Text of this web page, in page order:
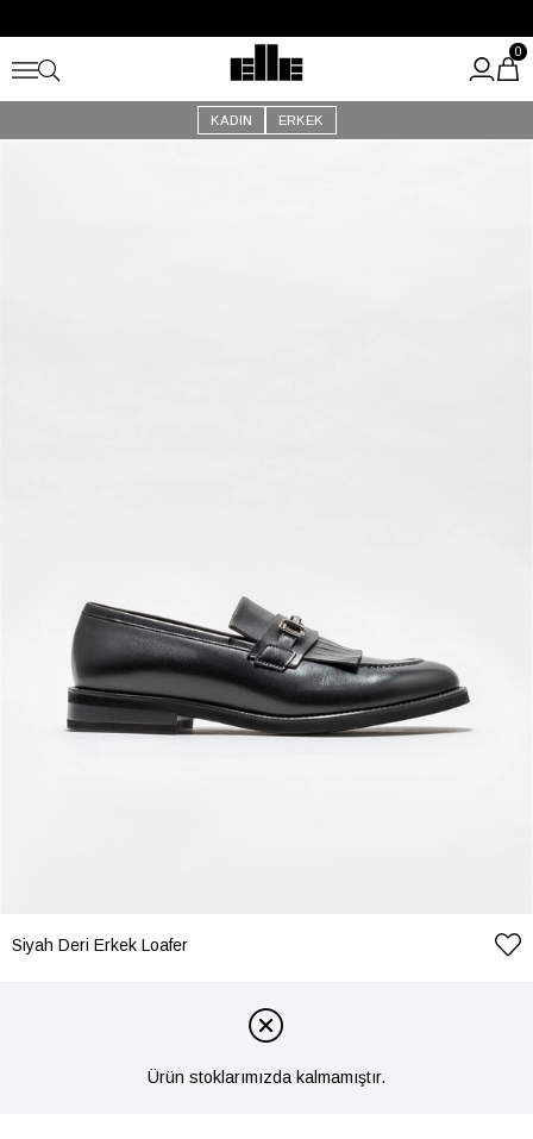
Kargo Ücretsiz!
KADIN ERKEK
0
Siyah Deri Erkek Loafer
Ürün stoklarımızda kalmamıştır.